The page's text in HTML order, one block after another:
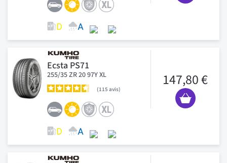
Ecsta PS71
255/35 ZR 20 97Y XL
115 avis
147,80 €